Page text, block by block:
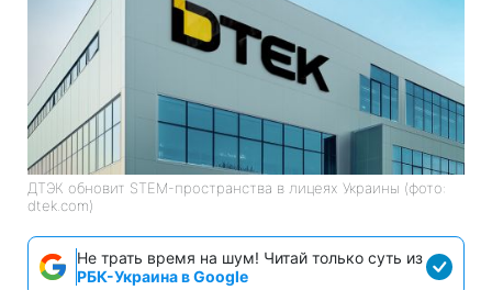
ДТЭК обновит STEM-пространства в лицеях Украины (фото:
dtek.com)
Не трать время на шум! Читай только суть из
РБК-Украина в Google